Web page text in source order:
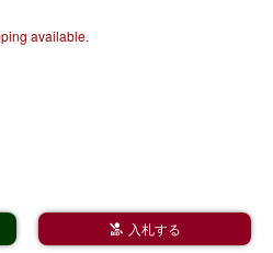
available.
 入札する